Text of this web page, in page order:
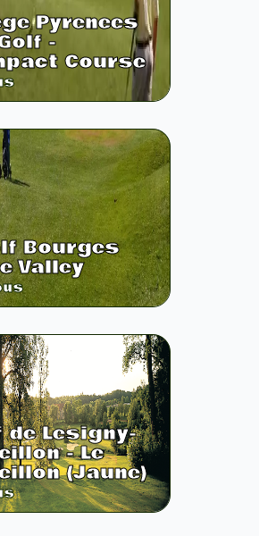
Pyrenees
-
Course
Bourges
Valley
de Lesigny-
- Le
(Jaune)